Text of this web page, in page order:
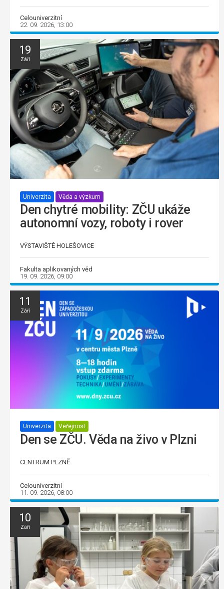
Celouniverzitní
22. 09. 2026, 13:00
19
Září
Univerzita Věda a výzkum
Den chytré mobility: ZČU ukáže
autonomní vozy, roboty i rover
VÝSTAVIŠTĚ HOLEŠOVICE
Fakulta aplikovaných věd
19. 09. 2026, 09:00
11
Září
Univerzita Veřejnost
Den se ZČU. Věda na živo v Plzni
CENTRUM PLZNĚ
Celouniverzitní
11. 09. 2026, 08:00
10
Září